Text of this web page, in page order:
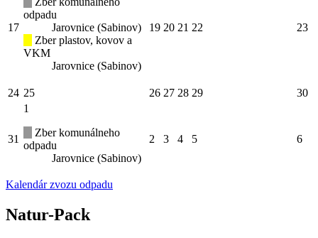
17
odpadu
Jarovnice (Sabinov)
Zber plastov, kovov a
VKM
Jarovnice (Sabinov)
19 20 21 22 23
24 25 26 27 28 29 30
31
1
Zber komunálneho
odpadu
Jarovnice (Sabinov)
2 3 4 5 6
Kalendár zvozu odpadu
Natur-Pack